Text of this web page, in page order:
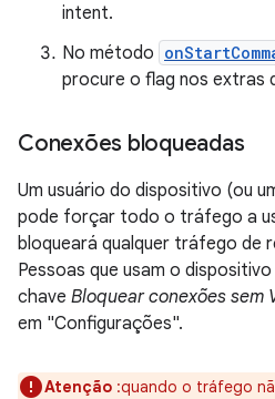
intent.
No método
procure o flag nos extras
Conexões bloqueadas
Um usuário do dispositivo (ou
pode forçar todo o tráfego a
bloqueará qualquer tráfego de
Pessoas que usam o
chave Bloquear conexões sem
em "Configurações".
Atenção :quando o tráfego